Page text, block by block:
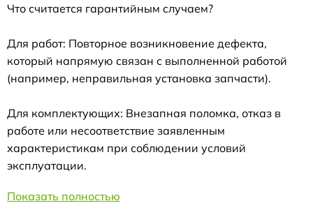
Что считается гарантийным случаем?
Для работ: Повторное возникновение дефекта,
который напрямую связан с выполненной работой
(например, неправильная установка запчасти).
Для комплектующих: Внезапная поломка, отказ в
работе или несоответствие заявленным
характеристикам при соблюдении условий
эксплуатации.
Показать полностью